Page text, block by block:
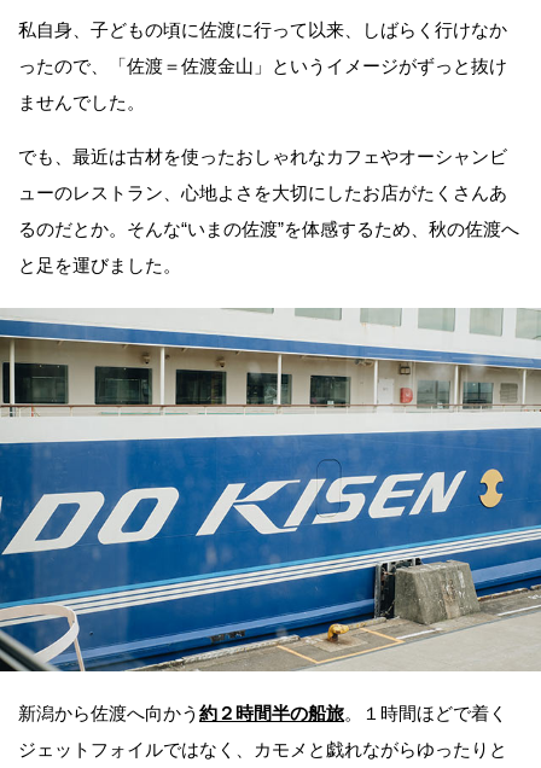
私自身、子どもの頃に佐渡に行って以来、しばらく行けなか
ったので、「佐渡＝佐渡金山」というイメージがずっと抜け
ませんでした。
でも、最近は古材を使ったおしゃれなカフェやオーシャンビ
ューのレストラン、心地よさを大切にしたお店がたくさんあ
るのだとか。そんな“いまの佐渡”を体感するため、秋の佐渡へ
と足を運びました。
新潟から佐渡へ向かう 約２時間半の船旅。１時間ほどで着く
ジェットフォイルではなく、カモメと戯れながらゆったりと